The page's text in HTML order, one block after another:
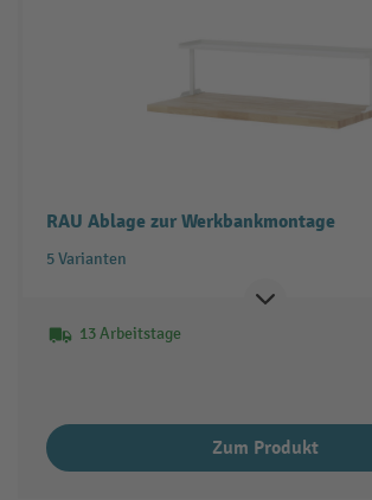
RAU Ablage zur Werkbankmontage
5 Varianten
13 Arbeitstage
Zum Produkt